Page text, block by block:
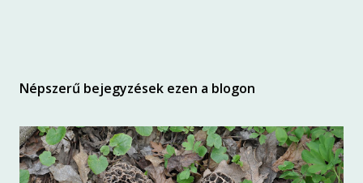
Népszerű bejegyzések ezen a blogon